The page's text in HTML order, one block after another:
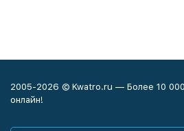
2005-2026 © Kwatro.ru — Более 10 000
онлайн!